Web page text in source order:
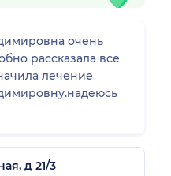
очень
рассказала всё
лечение
д 21/3